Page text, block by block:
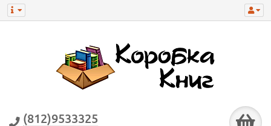
(812)9533325